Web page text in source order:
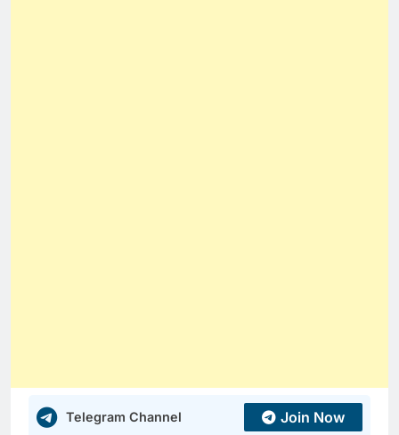
Telegram Channel Join Now